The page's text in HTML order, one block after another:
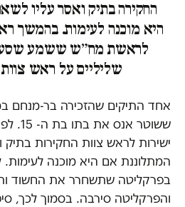
החקירה בתיק ואסר עליו
היא מוכנה לעימות. בהמשך
לראשת מח״ש ששמע
שליליים על ראש
אחד התיקים שהזכירה בר-
ששוטר
ישירות לראש צוות החקירות
המתלוננת אם היא מוכנה
בפרקליטה שתשחרר את החשוד
והפרקליטה סירבה. בסמוך לכך,